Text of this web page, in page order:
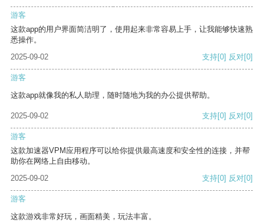
游客
这款app的用户界面简洁明了，使用起来非常容易上手，让我能够快速熟
悉操作。
2025-09-02
支持[0] 反对[0]
游客
这款app就像我的私人助理，随时随地为我的办公提供帮助。
2025-09-02 支持[0] 反对[0]
游客
这款加速器VPM应用程序可以给你提供最高速度和安全性的连接，并帮
助你在网络上自由移动。
2025-09-02
支持[0] 反对[0]
游客
这款游戏非常好玩，画面精美，玩法丰富。